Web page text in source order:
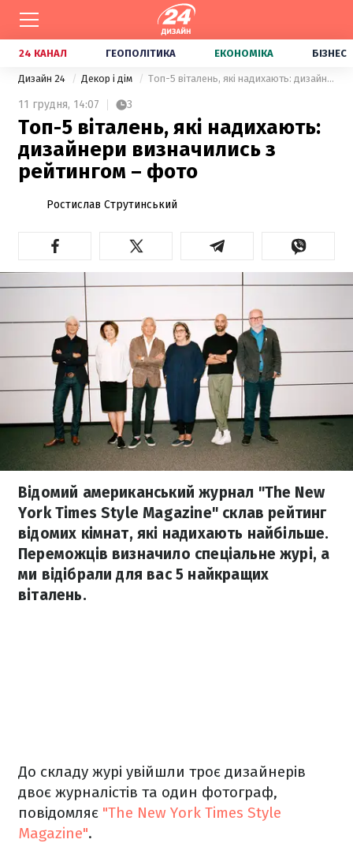
24 КАНАЛ ГЕОПОЛІТИКА ЕКОНОМІКА БІЗНЕС
Дизайн 24 Декор і дім Топ-5 віталень, які надихають: дизайнери визначились з рейтингом – фото
11 грудня, 14:07 3
Топ-5 віталень, які надихають:
дизайнери визначились з
рейтингом – фото
Ростислав Струтинський
Відомий американський журнал "The New
York Times Style Magazine" склав рейтинг
відомих кімнат, які надихають найбільше.
Переможців визначило спеціальне журі, а
ми відібрали для вас 5 найкращих
віталень.
До складу журі увійшли троє дизайнерів
двоє журналістів та один фотограф,
повідомляє "The New York Times Style
Magazine".